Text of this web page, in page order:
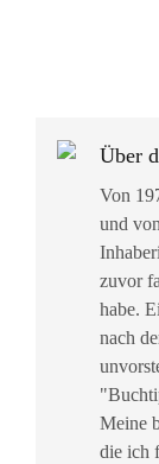
Über
Von
und
zuvor
habe.
nach
Meine
die ich